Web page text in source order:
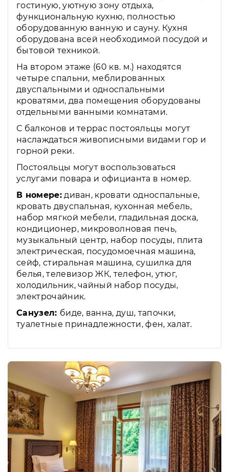
гостиную, уютную зону отдыха,
функциональную кухню, полностью
оборудованную ванную и сауну. Кухня
оборудована всей необходимой посудой и
бытовой техникой.
На втором этаже (60 кв. м.) находятся
четыре спальни, меблированных
двуспальными и односпальными
кроватями, два помещения оборудованы
отдельными ванными комнатами.
С балконов и террас постояльцы могут
наслаждаться живописными видами гор и
горной реки.
Постояльцы могут воспользоваться
услугами повара и официанта в номер.
В номере:диван, кровати односпальные,
кровать двуспальная, кухонная мебель,
набор мягкой мебели, гладильная доска,
кондиционер, микроволновая печь,
музыкальный центр, набор посуды, плита
электрическая, посудомоечная машина,
сейф, стиральная машина, сушилка для
белья, телевизор ЖК, телефон, утюг,
холодильник, чайный набор посуды,
электрочайник.
Санузел: биде, ванна, душ, тапочки,
туалетные принадлежности, фен, халат.